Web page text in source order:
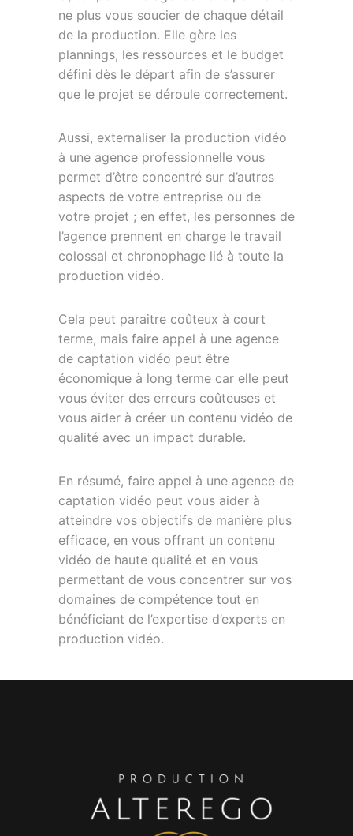
ne plus vous soucier de chaque détail
de la production. Elle gère les
plannings, les ressources et le budget
défini dès le départ afin de s’assurer
que le projet se déroule correctement.
Aussi, externaliser la production vidéo
à une agence professionnelle vous
permet d’être concentré sur d’autres
aspects de votre entreprise ou de
votre projet ; en effet, les personnes de
l’agence prennent en charge le travail
colossal et chronophage lié à toute la
production vidéo.
Cela peut paraitre coûteux à court
terme, mais faire appel à une agence
de captation vidéo peut être
économique à long terme car elle peut
vous éviter des erreurs coûteuses et
vous aider à créer un contenu vidéo de
qualité avec un impact durable.
En résumé, faire appel à une agence de
captation vidéo peut vous aider à
atteindre vos objectifs de manière plus
efficace, en vous offrant un contenu
vidéo de haute qualité et en vous
permettant de vous concentrer sur vos
domaines de compétence tout en
bénéficiant de l’expertise d’experts en
production vidéo.